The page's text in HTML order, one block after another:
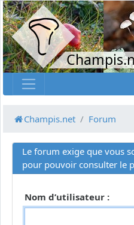
Champis.net Forum
Le forum exige que vous
pour pouvoir consulter le
Nom d’utilisateur :